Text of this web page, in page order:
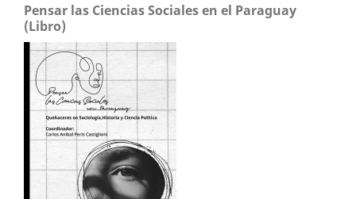
Pensar las Ciencias Sociales en el Paraguay
(Libro)